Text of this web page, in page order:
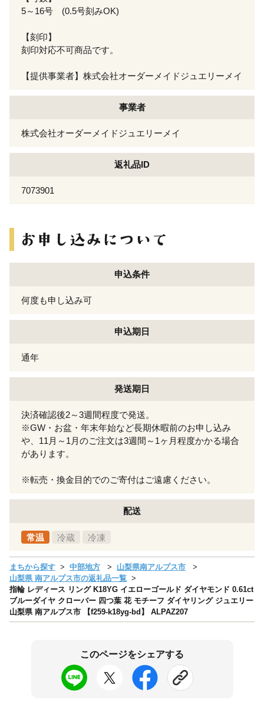
5～16号 (0.5号刻みOK)
【刻印】
刻印対応不可商品です。
【提供事業者】株式会社オーダーメイドジュエリーメイ
事業者
株式会社オーダーメイドジュエリーメイ
返礼品ID
7073901
申込条件
何度も申し込み可
申込期日
通年
発送期日
決済確認後2～3週間程度で発送。
※GW・お盆・年末年始など長期休暇前のお申し込み
や、11月～1月のご注文は3週間～1ヶ月程度かかる場合
があります。
※転売・換金目的でのご寄付はご遠慮ください。
配送
常温 冷蔵 冷凍
まちから探す 中部地方
山梨県南アルプス市
山梨県 南アルプス市の返礼品一覧
指輪 レディース リング K18YG イエローゴールド ダイヤモンド 0.61ct
ブルーダイヤ クローバー 四つ葉 花 モチーフ ダイヤリング ジュエリー
山梨県 南アルプス市 【f259-k18yg-bd】 ALPAZ207
このページをシェアする